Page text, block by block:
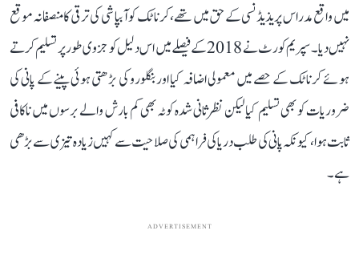
میں واقع مدراس پریذیڈنسی کے حق میں تھے، کرناٹک کو آبپاشی کی ترقی کا منصفانہ موقع
نہیں دیا۔ سپریم کورٹ نے 2018 کے فیصلے میں اس دلیل کو جزوی طور پر تسلیم کرتے
ہوئے کرناٹک کے حصے میں معمولی اضافہ کیا اور بنگلورو کی بڑھتی ہوئی پینے کے پانی کی
ضروریات کو بھی تسلیم کیا لیکن نظرثانی شدہ کوٹہ بھی کم بارش والے برسوں میں ناکافی
ثابت ہوا، کیونکہ پانی کی طلب دریا کی فراہمی کی صلاحیت سے کہیں زیادہ تیزی سے بڑھی
ہے۔
ADVERTISEMENT